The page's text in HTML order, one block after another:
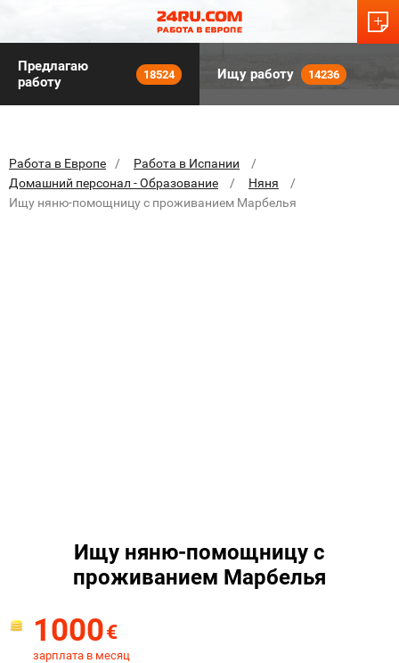
Предлагаю
работу
18524 Ищу работу 14236
Работа в Европе
Работа в Испании
Домашний персонал - Образование
Няня
Ищу няню-помощницу с проживанием Марбелья
Ищу няню-помощницу с
проживанием Марбелья
1000€
зарплата в месяц